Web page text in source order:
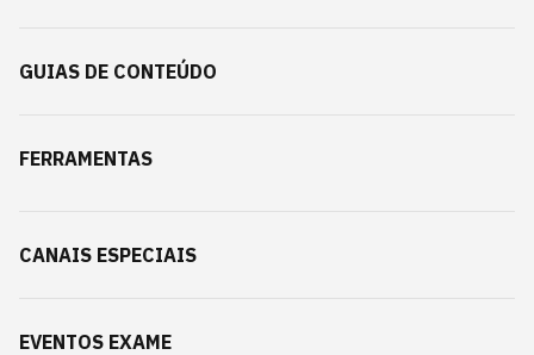
GUIAS DE CONTEÚDO
FERRAMENTAS
CANAIS ESPECIAIS
EVENTOS EXAME